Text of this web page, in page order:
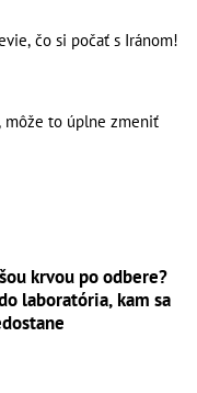
čo si počať s Iránom!
môže to úplne zmeniť
krvou po odbere?
laboratória, kam sa